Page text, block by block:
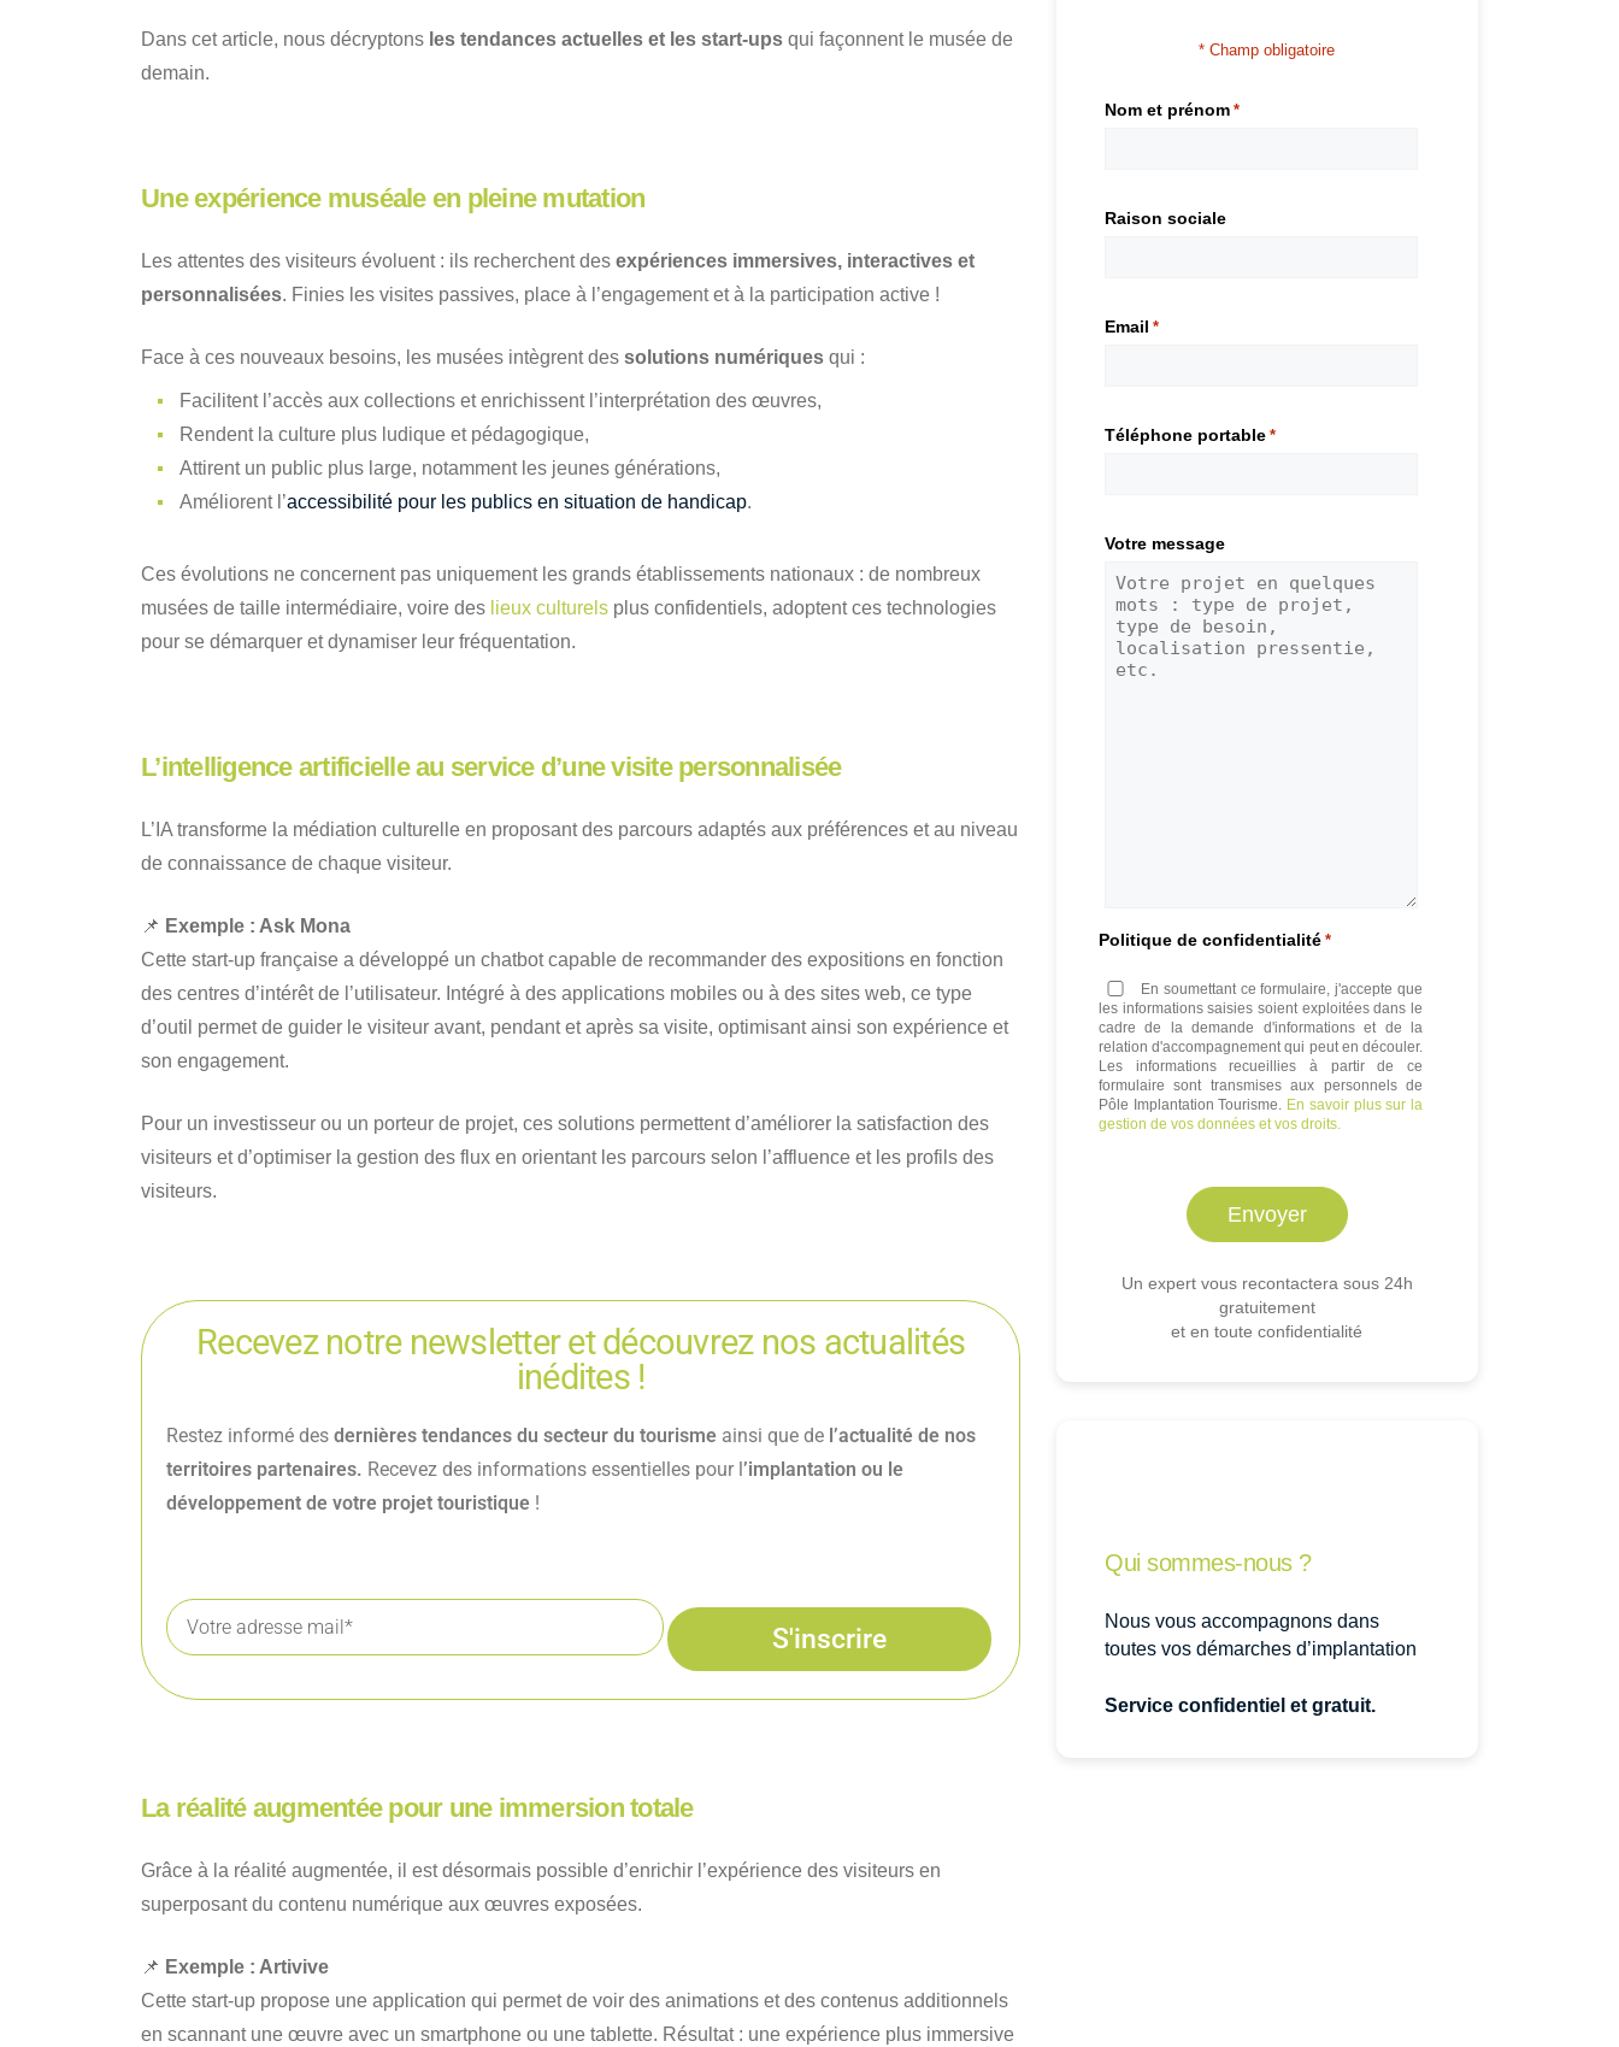
Dans cet article, nous décryptons les tendances actuelles et les start-ups qui façonnent le musée de
demain.
Une expérience muséale en pleine mutation
Les attentes des visiteurs évoluent : ils recherchent des expériences immersives, interactives et
personnalisées. Finies les visites passives, place à l’engagement et à la participation active !
Face à ces nouveaux besoins, les musées intègrent des solutions numériques qui :
Facilitent l’accès aux collections et enrichissent l’interprétation des œuvres,
Rendent la culture plus ludique et pédagogique,
Attirent un public plus large, notamment les jeunes générations,
Améliorent l’accessibilité pour les publics en situation de handicap.
Ces évolutions ne concernent pas uniquement les grands établissements nationaux : de nombreux
musées de taille intermédiaire, voire des lieux culturels plus confidentiels, adoptent ces technologies
pour se démarquer et dynamiser leur fréquentation.
L’intelligence artificielle au service d’une visite personnalisée
L’IA transforme la médiation culturelle en proposant des parcours adaptés aux préférences et au niveau
de connaissance de chaque visiteur.
📌 Exemple : Ask Mona
Cette start-up française a développé un chatbot capable de recommander des expositions en fonction
des centres d’intérêt de l’utilisateur. Intégré à des applications mobiles ou à des sites web, ce type
d’outil permet de guider le visiteur avant, pendant et après sa visite, optimisant ainsi son expérience et
son engagement.
Pour un investisseur ou un porteur de projet, ces solutions permettent d’améliorer la satisfaction des
visiteurs et d’optimiser la gestion des flux en orientant les parcours selon l’affluence et les profils des
visiteurs.
Recevez notre newsletter et découvrez nos actualités
inédites !
Restez informé des dernières tendances du secteur du tourisme ainsi que de l’actualité de nos
territoires partenaires. Recevez des informations essentielles pour l ’implantation ou le
développement de votre projet touristique !
S'inscrire
La réalité augmentée pour une immersion totale
Grâce à la réalité augmentée, il est désormais possible d’enrichir l’expérience des visiteurs en
superposant du contenu numérique aux œuvres exposées.
📌 Exemple : Artivive
Cette start-up propose une application qui permet de voir des animations et des contenus additionnels
en scannant une œuvre avec un smartphone ou une tablette. Résultat : une expérience plus immersive
* Champ obligatoire
Nom et prénom *
Raison sociale
Email *
Téléphone portable *
Votre message
Politique de confidentialité *
En soumettant ce formulaire, j'accepte que
les informations saisies soient exploitées dans le
cadre de la demande d'informations et de la
relation d'accompagnement qui peut en découler.
Les informations recueillies à partir de ce
formulaire sont transmises aux personnels de
Pôle Implantation Tourisme. En savoir plus sur la
gestion de vos données et vos droits.
Un expert vous recontactera sous 24h
gratuitement
et en toute confidentialité
Qui sommes-nous ?
Nous vous accompagnons dans
toutes vos démarches d’implantation
Service confidentiel et gratuit.